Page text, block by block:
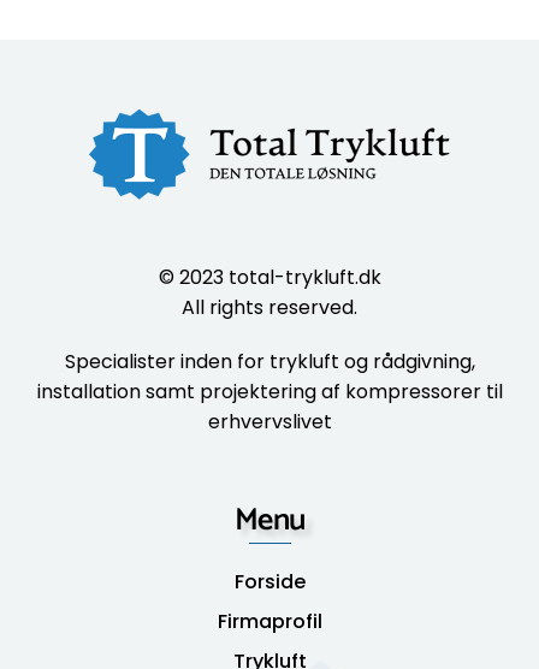
© 2023 total-trykluft.dk
All rights reserved.
Specialister inden for trykluft og rådgivning,
installation samt projektering af kompressorer til
erhvervslivet
Menu
Forside
Firmaprofil
Trykluft